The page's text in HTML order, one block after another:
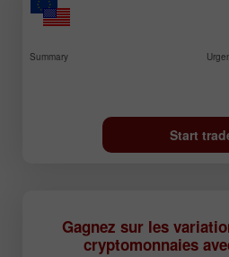
Summary
Start
Gagnez sur les
cryptomonnaies